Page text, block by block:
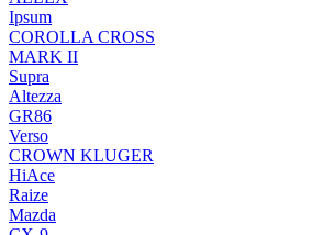
Ipsum
COROLLA CROSS
MARK II
Supra
Altezza
GR86
Verso
CROWN KLUGER
HiAce
Raize
Mazda